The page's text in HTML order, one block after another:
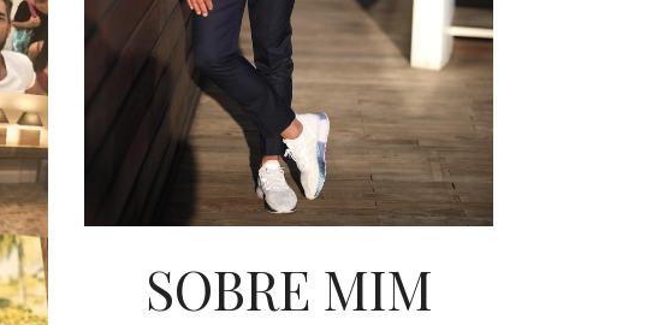
SOBRE MIM